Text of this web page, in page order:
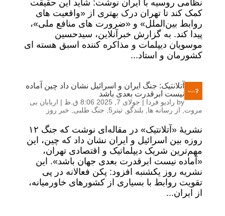
نظامی روسیه با ایران نوشت: شاید این حقیقت
کمک کند تا تهران درک بهتری از «واقعیت های
روابط بین‌الملل» و «ضرورت های منافع ملی»،
پیدا کند. به گزارش خبرآنلاین، سیدحسین
موسویان دیپلمات و مذاکره کننده اسبق هسته ای
کشورمان و استاد...
آتلانتیک: جنگ ایران و اسرائیل نشان داد چین آماده
نیست ابرقدرت بعدی باشد
by رادیو فردا | جولای 7, 2025 8:06 ق.ظ | اربابان بی
مروت
از رسانه ها بلندگو تیتر5 جنگ طلبی خبر روز
نشریهٔ «آتلانتیک» در مقاله‌ای نوشت که جنگ ۱۲
روزه بین اسرائیل و ایران نشان داد که چین، این
مهم‌ترین شریک دیپلماتیک و اقتصادی تهران،
«آماده نیست ابرقدرت بعدی جهان باشد». این
نشریه روز یکشنبه افزود: پکن فعالانه در پی
تقویت روابط با بسیاری از کشورهای خاورمیانه،
از ایران...